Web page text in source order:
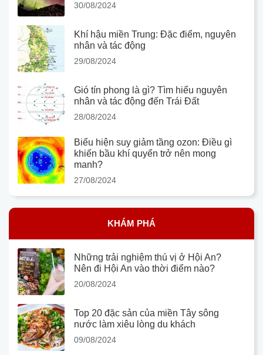
30/08/2024
Khí hậu miền Trung: Đặc điểm, nguyên
nhân và tác động
29/08/2024
Gió tín phong là gì? Tìm hiểu nguyên
nhân và tác động đến Trái Đất
28/08/2024
Biểu hiện suy giảm tầng ozon: Điều gì
khiến bầu khí quyển trở nên mong
manh?
27/08/2024
KHÁM PHÁ
Những trải nghiệm thú vị ở Hội An?
Nên đi Hội An vào thời điểm nào?
20/08/2024
Top 20 đặc sản của miền Tây sông
nước làm xiêu lòng du khách
09/08/2024